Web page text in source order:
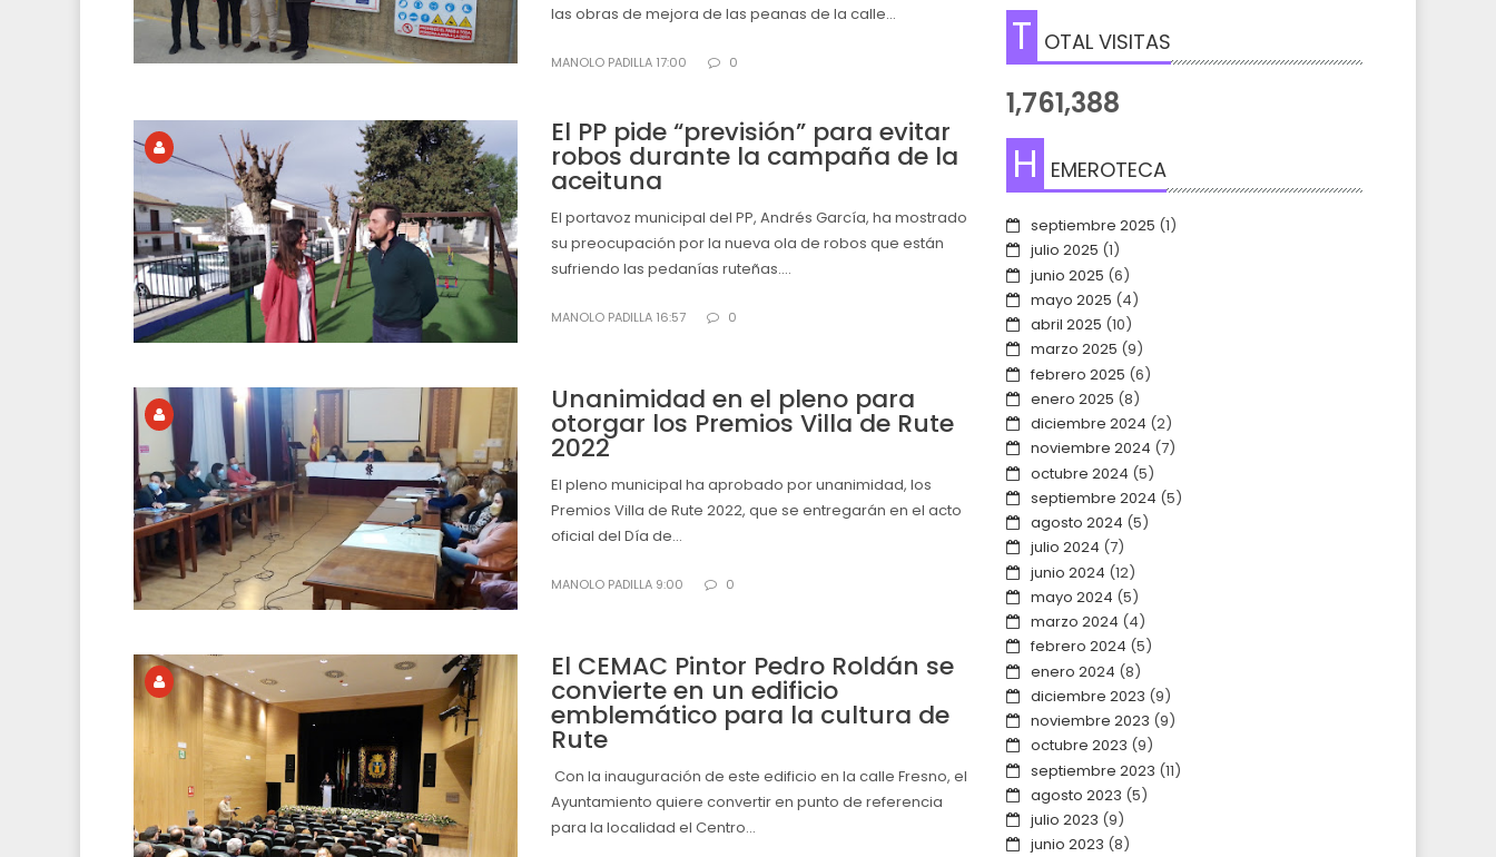
las obras de mejora de las peanas de la calle...
MANOLO PADILLA 17:00 0
El PP pide “previsión” para evitar
robos durante la campaña de la
aceituna
El portavoz municipal del PP, Andrés García, ha mostrado
su preocupación por la nueva ola de robos que están
sufriendo las pedanías ruteñas....
MANOLO PADILLA 16:57 0
Unanimidad en el pleno para
otorgar los Premios Villa de Rute
2022
El pleno municipal ha aprobado por unanimidad, los
Premios Villa de Rute 2022, que se entregarán en el acto
oficial del Día de...
MANOLO PADILLA 9:00 0
El CEMAC Pintor Pedro Roldán se
convierte en un edificio
emblemático para la cultura de
Rute
Con la inauguración de este edificio en la calle Fresno, el
Ayuntamiento quiere convertir en punto de referencia
para la localidad el Centro...
T OTAL VISITAS
1,761,388
H EMEROTECA
septiembre 2025 (1)
julio 2025 (1)
junio 2025 (6)
mayo 2025 (4)
abril 2025 (10)
marzo 2025 (9)
febrero 2025 (6)
enero 2025 (8)
diciembre 2024 (2)
noviembre 2024 (7)
octubre 2024 (5)
septiembre 2024 (5)
agosto 2024 (5)
julio 2024 (7)
junio 2024 (12)
mayo 2024 (5)
marzo 2024 (4)
febrero 2024 (5)
enero 2024 (8)
diciembre 2023 (9)
noviembre 2023 (9)
octubre 2023 (9)
septiembre 2023 (11)
agosto 2023 (5)
julio 2023 (9)
junio 2023 (8)